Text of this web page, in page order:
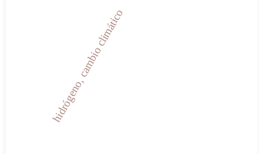
hidrógeno, cambio climático